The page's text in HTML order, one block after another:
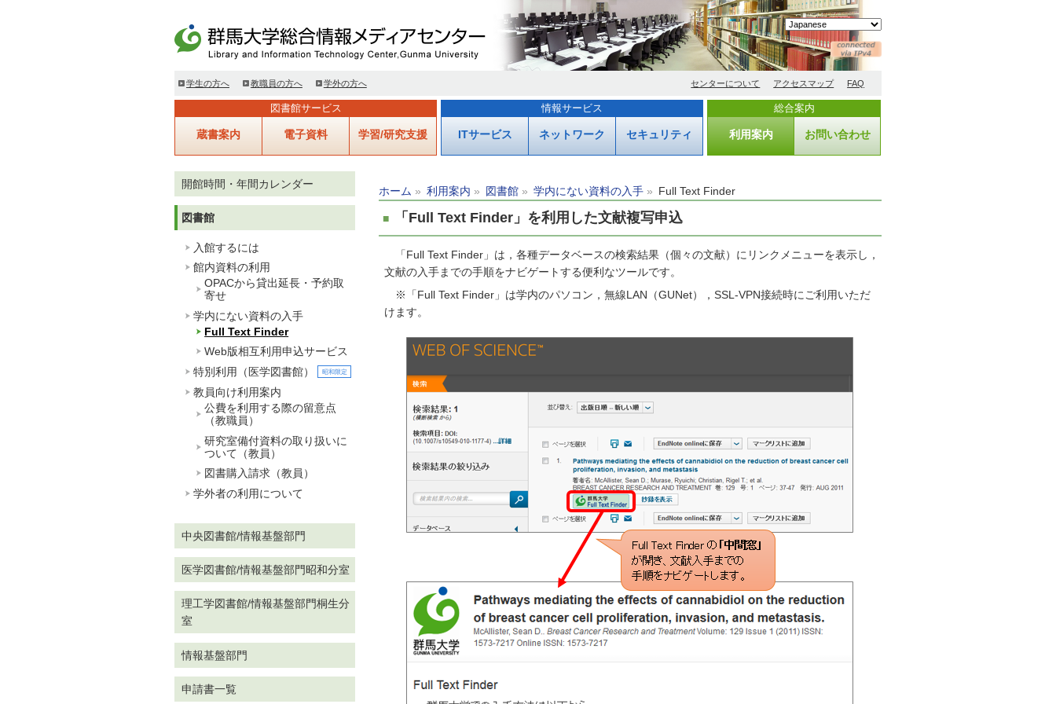
センターについて アクセスマップ FAQ
学生の方へ 教職員の方へ 学外の方へ
図書館サービス
蔵書案内 電子資料 学習/研究支援
情報サービス
ITサービス ネットワーク セキュリティ
総合案内
利用案内 お問い合わせ
ホーム 利用案内 図書館 学内にない資料の入手 Full Text Finder
「Full Text Finder」を利用した文献複写申込
「Full Text Finder」は，各種データベースの検索結果（個々の文献）にリンクメニューを表示し，
文献の入手までの手順をナビゲートする便利なツールです。
※「Full Text Finder」は学内のパソコン，無線LAN（GUNet），SSL-VPN接続時にご利用いただ
けます。
開館時間・年間カレンダー
図書館
入館するには
館内資料の利用
OPACから貸出延長・予約取
寄せ
学内にない資料の入手
Full Text Finder
Web版相互利用申込サービス
特別利用（医学図書館）
教員向け利用案内
公費を利用する際の留意点
（教職員）
研究室備付資料の取り扱いに
ついて（教員）
図書購入請求（教員）
学外者の利用について
中央図書館/情報基盤部門
医学図書館/情報基盤部門昭和分室
理工学図書館/情報基盤部門桐生分
室
情報基盤部門
申請書一覧